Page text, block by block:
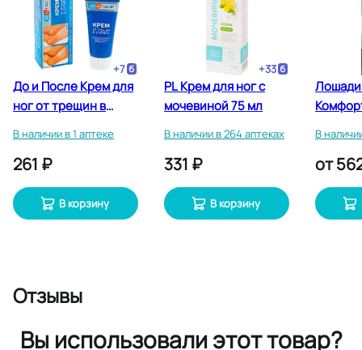
+7
До и После Крем для
ног от трещин в
В наличии в 1 аптеке
261 ₽
В корзину
+33
PL Крем для ног с
мочевиной 75 мл
В наличии в 264 аптеках
331 ₽
В корзину
125 мл
В
от
Отзывы
Вы использовали этот товар?